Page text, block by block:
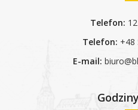
Telefon:
Telefon: +48
E-mail: